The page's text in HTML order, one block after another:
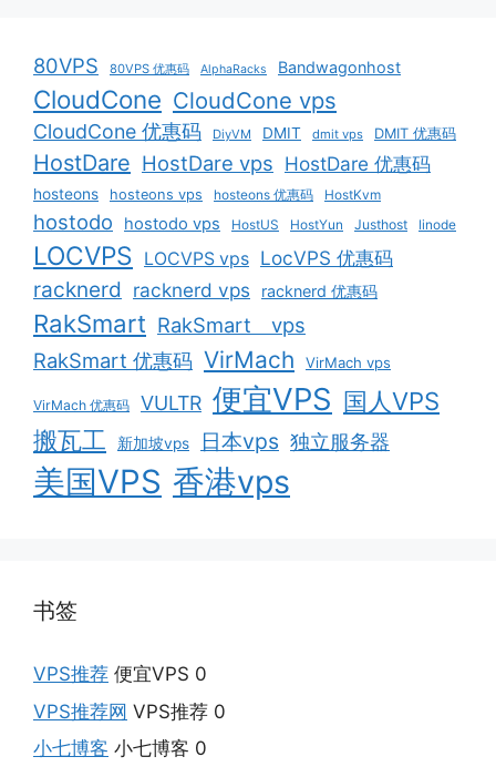
80VPS 80VPS 优惠码 AlphaRacks Bandwagonhost
CloudCone CloudCone vps
CloudCone 优惠码 DiyVM DMIT dmit vps DMIT 优惠码
HostDare HostDare vps HostDare 优惠码
hosteons hosteons vps hosteons 优惠码 HostKvm
hostodo hostodo vps HostUS HostYun Justhost linode
LOCVPS LOCVPS vps LocVPS 优惠码
racknerd racknerd vps racknerd 优惠码
RakSmart RakSmart vps
RakSmart 优惠码 VirMach VirMach vps
VirMach 优惠码 VULTR 便宜VPS 国人VPS
搬瓦工
新加坡vps 日本vps 独立服务器
美国VPS 香港vps
书签
VPS推荐 便宜VPS 0
VPS推荐网 VPS推荐 0
小七博客 小七博客 0